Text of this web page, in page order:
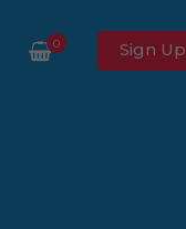
Sign Up
0